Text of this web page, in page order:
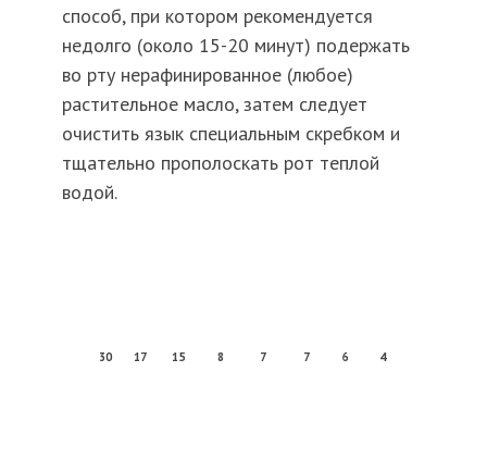
способ, при котором рекомендуется
недолго (около 15-20 минут) подержать
во рту нерафинированное (любое)
растительное масло, затем следует
очистить язык специальным скребком и
тщательно прополоскать рот теплой
водой.
30 17 15 8 7 7 6 4